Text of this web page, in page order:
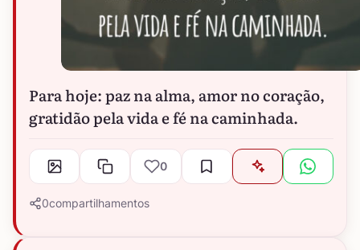
Para hoje: paz na alma, amor no coração,
gratidão pela vida e fé na caminhada.
0
0compartilhamentos